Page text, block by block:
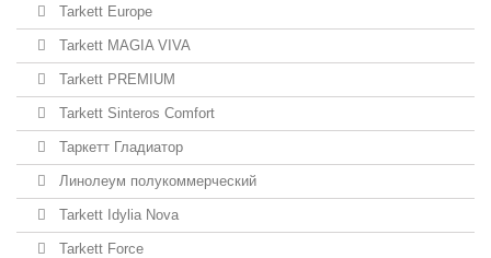
Tarkett Europe
Tarkett MAGIA VIVA
Tarkett PREMIUM
Tarkett Sinteros Comfort
Таркетт Гладиатор
Линолеум полукоммерческий
Tarkett Idylia Nova
Tarkett Force